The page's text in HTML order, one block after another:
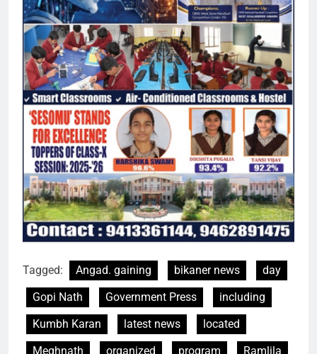
Tagged: Angad. gaining bikaner news
day
Gopi Nath
Government Press
including
Kumbh Karan
latest news
located
Meghnath
organized program
Ramlila